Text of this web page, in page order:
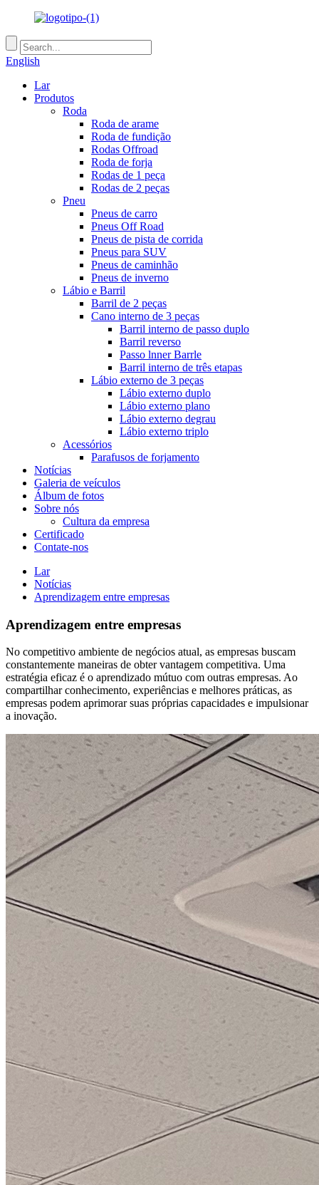
English
Lar
Produtos
Roda
Roda de arame
Roda de fundição
Rodas Offroad
Roda de forja
Rodas de 1 peça
Rodas de 2 peças
Pneu
Pneus de carro
Pneus Off Road
Pneus de pista de corrida
Pneus para SUV
Pneus de caminhão
Pneus de inverno
Lábio e Barril
Barril de 2 peças
Cano interno de 3 peças
Barril interno de passo duplo
Barril reverso
Passo lnner Barrle
Barril interno de três etapas
Lábio externo de 3 peças
Lábio externo duplo
Lábio externo plano
Lábio externo degrau
Lábio externo triplo
Acessórios
Parafusos de forjamento
Notícias
Galeria de veículos
Álbum de fotos
Sobre nós
Cultura da empresa
Certificado
Contate-nos
Lar
Notícias
Aprendizagem entre empresas
Aprendizagem entre empresas
No competitivo ambiente de negócios atual, as empresas buscam
constantemente maneiras de obter vantagem competitiva. Uma
estratégia eficaz é o aprendizado mútuo com outras empresas. Ao
compartilhar conhecimento, experiências e melhores práticas, as
empresas podem aprimorar suas próprias capacidades e impulsionar
a inovação.